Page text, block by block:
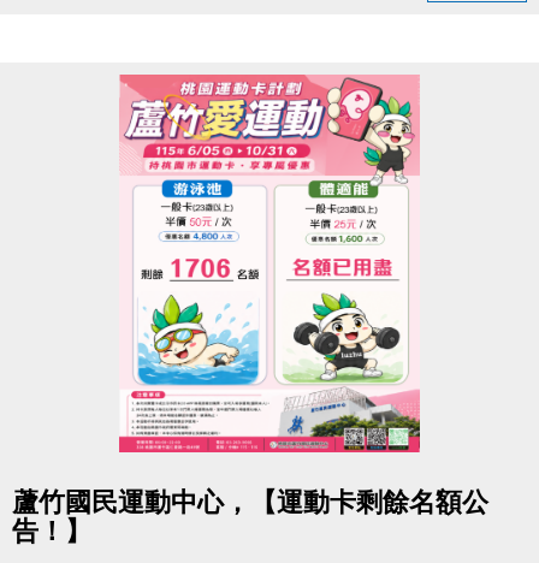
★ Android 系統：https://reurl.cc/9ZrKXx
◆ 課程報名時程
08/03-08/10 #舊生原班續報
使用APP享9折優惠（部分課程無折扣），臨櫃享95折
舊生們享有優先報名的期間，千萬別錯過！
【舊生定義】
報名完整7-8月期課、8月單月課程
且開班成功，無中途退費之學員
APP報名享95折優惠
蘆竹國民運動中心，【運動卡剩餘名額公
告！】